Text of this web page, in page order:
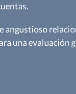
angustioso
una evaluación